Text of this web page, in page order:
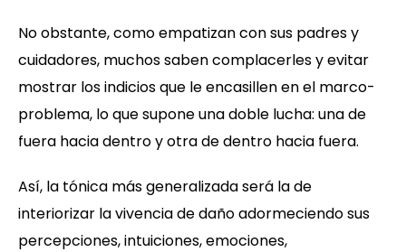
No obstante, como empatizan con sus padres y
cuidadores, muchos saben complacerles y evitar
mostrar los indicios que le encasillen en el marco-
problema, lo que supone una doble lucha: una de
fuera hacia dentro y otra de dentro hacia fuera.
Así, la tónica más generalizada será la de
interiorizar la vivencia de daño adormeciendo sus
percepciones, intuiciones, emociones,